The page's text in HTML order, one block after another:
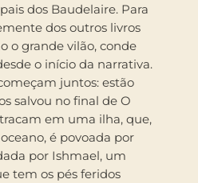
dos Baudelaire. Para
dos outros livros
o grande vilão, conde
o início da narrativa.
juntos: estão
salvou no final de O
em uma ilha, que,
é povoada por
por Ishmael, um
tem os pés feridos